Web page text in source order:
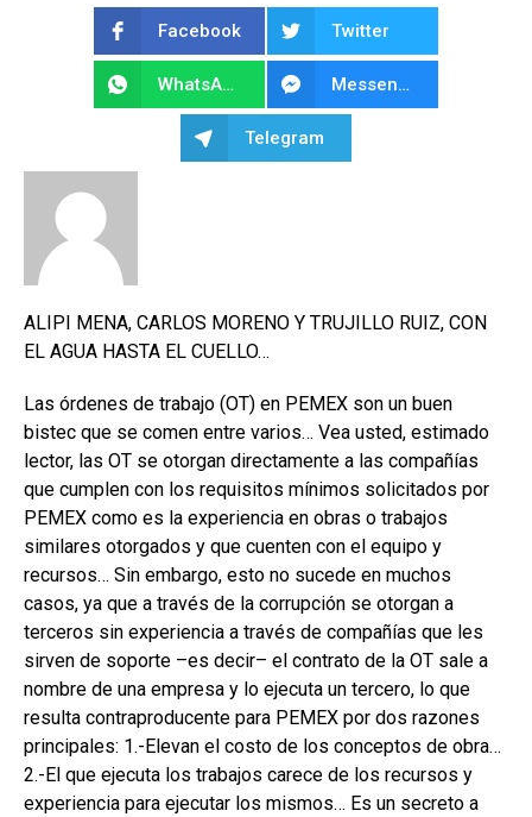
Facebook Twitter
WhatsApp Messenger
Telegram
ALIPI MENA, CARLOS MORENO Y TRUJILLO RUIZ, CON
EL AGUA HASTA EL CUELLO…
Las órdenes de trabajo (OT) en PEMEX son un buen
bistec que se comen entre varios… Vea usted, estimado
lector, las OT se otorgan directamente a las compañías
que cumplen con los requisitos mínimos solicitados por
PEMEX como es la experiencia en obras o trabajos
similares otorgados y que cuenten con el equipo y
recursos… Sin embargo, esto no sucede en muchos
casos, ya que a través de la corrupción se otorgan a
terceros sin experiencia a través de compañías que les
sirven de soporte –es decir– el contrato de la OT sale a
nombre de una empresa y lo ejecuta un tercero, lo que
resulta contraproducente para PEMEX por dos razones
principales: 1.-Elevan el costo de los conceptos de obra…
2.-El que ejecuta los trabajos carece de los recursos y
experiencia para ejecutar los mismos… Es un secreto a